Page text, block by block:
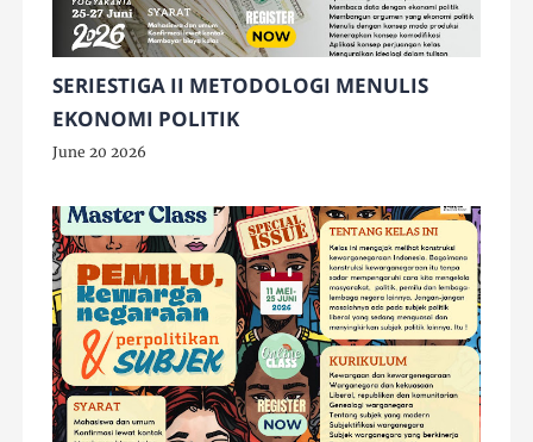
SERIESTIGA II METODOLOGI MENULIS
EKONOMI POLITIK
June 20 2026